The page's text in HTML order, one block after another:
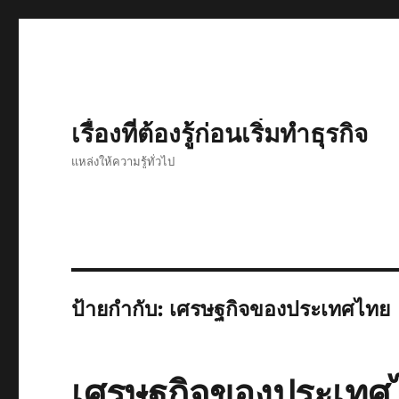
เรื่องที่ต้องรู้ก่อนเริ่มทำธุรกิจ
แหล่งให้ความรู้ทั่วไป
ป้ายกำกับ: เศรษฐกิจของประเทศไทย